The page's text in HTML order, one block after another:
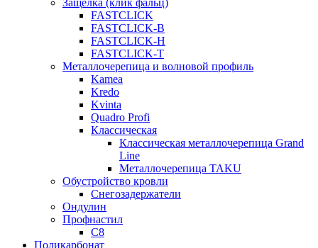
Защелка (клик фальц)
FASTCLICK
FASTCLICK-B
FASTCLICK-H
FASTCLICK-T
Металлочерепица и волновой профиль
Kamea
Kredo
Kvinta
Quadro Profi
Классическая
Классическая металлочерепица Grand
Line
Металлочерепица TAKU
Обустройство кровли
Снегозадержатели
Ондулин
Профнастил
С8
Поликарбонат